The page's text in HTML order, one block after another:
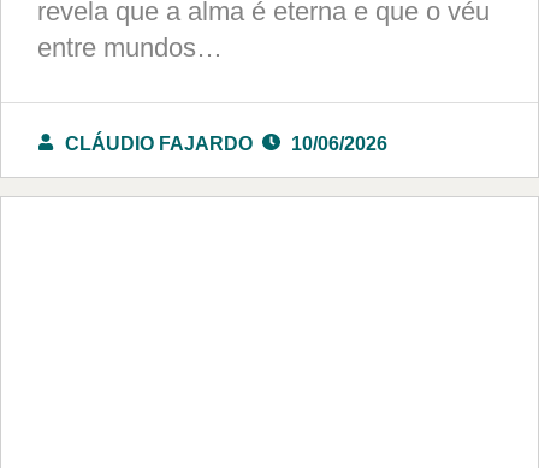
revela que a alma é eterna e que o véu
entre mundos…
CLÁUDIO FAJARDO 10/06/2026